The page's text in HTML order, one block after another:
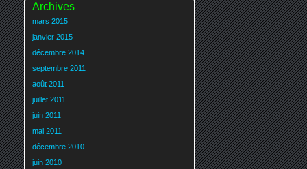
Archives
mars 2015
janvier 2015
décembre 2014
septembre 2011
août 2011
juillet 2011
juin 2011
mai 2011
décembre 2010
juin 2010